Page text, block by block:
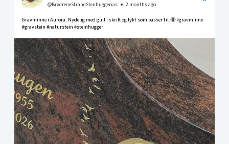
@BrødreneStrandStenhuggerias 2 months ago
Gravminne i Aurora. Nydelig med gull i skrift og lykt som passer til.🤩 #gravminne
#gravstein #naturstein #steinhugger